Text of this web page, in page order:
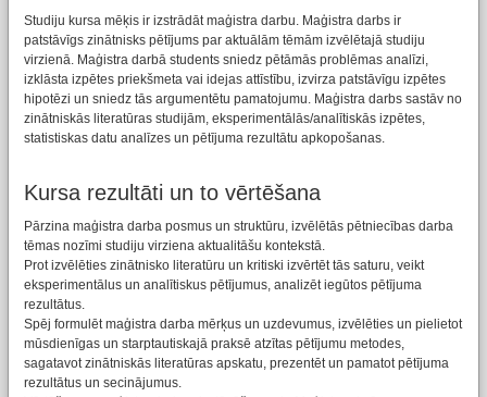
Studiju kursa mēķis ir izstrādāt maģistra darbu. Maģistra darbs ir
patstāvīgs zinātnisks pētījums par aktuālām tēmām izvēlētajā studiju
virzienā. Maģistra darbā students sniedz pētāmās problēmas analīzi,
izklāsta izpētes priekšmeta vai idejas attīstību, izvirza patstāvīgu izpētes
hipotēzi un sniedz tās argumentētu pamatojumu. Maģistra darbs sastāv no
zinātniskās literatūras studijām, eksperimentālās/analītiskās izpētes,
statistiskas datu analīzes un pētījuma rezultātu apkopošanas.
Kursa rezultāti un to vērtēšana
Pārzina maģistra darba posmus un struktūru, izvēlētās pētniecības darba
tēmas nozīmi studiju virziena aktualitāšu kontekstā.
Prot izvēlēties zinātnisko literatūru un kritiski izvērtēt tās saturu, veikt
eksperimentālus un analītiskus pētījumus, analizēt iegūtos pētījuma
rezultātus.
Spēj formulēt maģistra darba mērķus un uzdevumus, izvēlēties un pielietot
mūsdienīgas un starptautiskajā praksē atzītas pētījumu metodes,
sagatavot zinātniskās literatūras apskatu, prezentēt un pamatot pētījuma
rezultātus un secinājumus.